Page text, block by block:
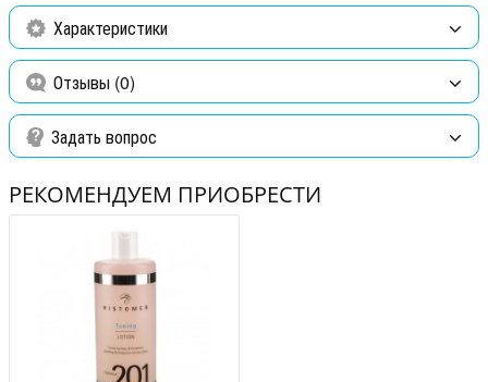
Характеристики
Отзывы (0)
Задать вопрос
РЕКОМЕНДУЕМ ПРИОБРЕСТИ